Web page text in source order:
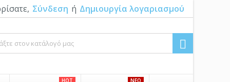
Σύνδεση ή Δημιουργία λογαριασμού

HOT NEO